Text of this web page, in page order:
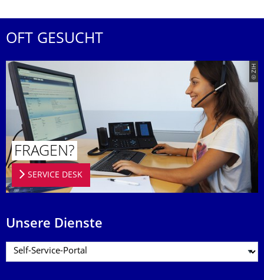
OFT GESUCHT
© ZIH
FRAGEN?
SERVICE DESK
Unsere Dienste